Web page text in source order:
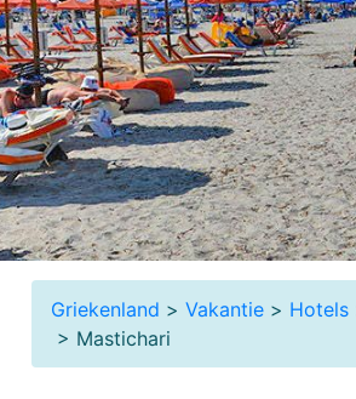
Griekenland > Vakantie > Hotels
> Mastichari